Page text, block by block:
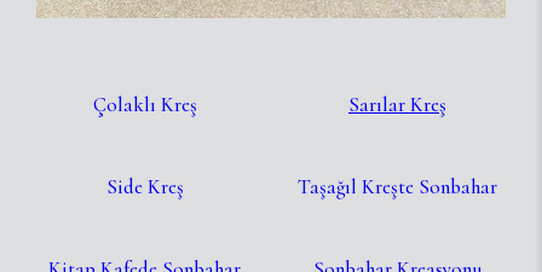
Çolaklı Kreş Sarılar Kreş
Side Kreş Taşağıl Kreşte Sonbahar